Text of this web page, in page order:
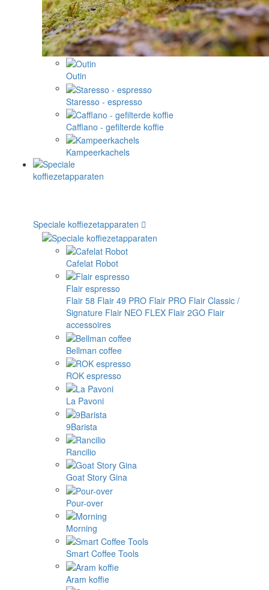
Outin
Staresso - espresso
Cafflano - gefilterde koffie
Kampeerkachels
Speciale koffiezetapparaten
Cafelat Robot
Flair espresso
Flair 58 Flair 49 PRO Flair PRO Flair Classic /
Signature Flair NEO FLEX Flair 2GO Flair
accessoires
Bellman coffee
ROK espresso
La Pavoni
9Barista
Rancilio
Goat Story Gina
Pour-over
Morning
Smart Coffee Tools
Aram koffie